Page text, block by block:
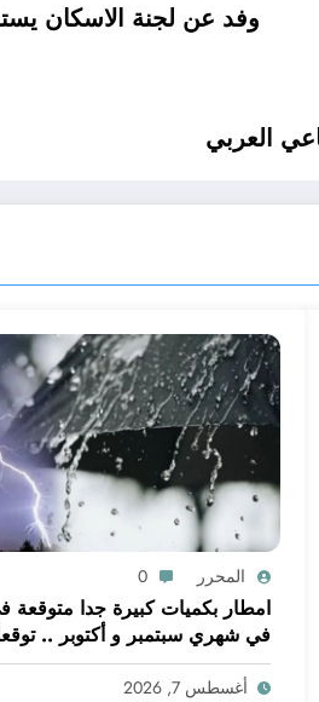
وفد عن لجنة الاسكان
المحرر 0
امطار بكميات كبيرة جدا متوقعة
في شهري سبتمبر و أكتوبر ..
خريف 2026 الجزائر
أغسطس 7, 2026